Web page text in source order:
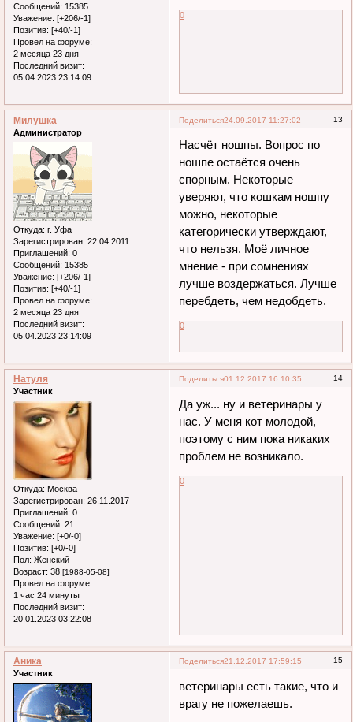
Сообщений: 15385
Уважение: [+206/-1]
Позитив: [+40/-1]
Провел на форуме:
2 месяца 23 дня
Последний визит:
05.04.2023 23:14:09
0
Поделиться 13
24.09.2017 11:27:02
Милушка
Администратор
Откуда: г. Уфа
Зарегистрирован: 22.04.2011
Приглашений: 0
Сообщений: 15385
Уважение: [+206/-1]
Позитив: [+40/-1]
Провел на форуме:
2 месяца 23 дня
Последний визит:
05.04.2023 23:14:09
Насчёт ношпы. Вопрос по
ношпе остаётся очень
спорным. Некоторые
уверяют, что кошкам ношпу
можно, некоторые
категорически утверждают,
что нельзя. Моё личное
мнение - при сомнениях
лучше воздержаться. Лучше
перебдеть, чем недобдеть.
0
Поделиться 14
01.12.2017 16:10:35
Натуля
Участник
Откуда: Москва
Зарегистрирован: 26.11.2017
Приглашений: 0
Сообщений: 21
Уважение: [+0/-0]
Позитив: [+0/-0]
Пол: Женский
Возраст: 38 [1988-05-08]
Провел на форуме:
1 час 24 минуты
Последний визит:
20.01.2023 03:22:08
Да уж... ну и ветеринары у
нас. У меня кот молодой,
поэтому с ним пока никаких
проблем не возникало.
0
Поделиться 15
21.12.2017 17:59:15
Аника
Участник
ветеринары есть такие, что и
врагу не пожелаешь.